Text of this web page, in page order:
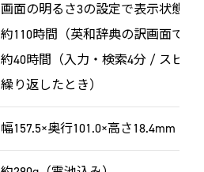
画面の明るさ3の設定で表示状態に
約110時間（英和辞典の訳画面での
約40時間（入力・検索4分 / スピ
繰り返したとき）
幅157.5×奥行101.0×高さ18.4mm